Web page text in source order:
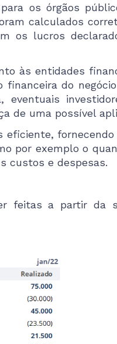
os órgãos
calculados
os lucros
às entidades
financeira do
eventuais
de uma possível
eficiente, fornecendo
por exemplo o
custos e despesas.
feitas a partir da